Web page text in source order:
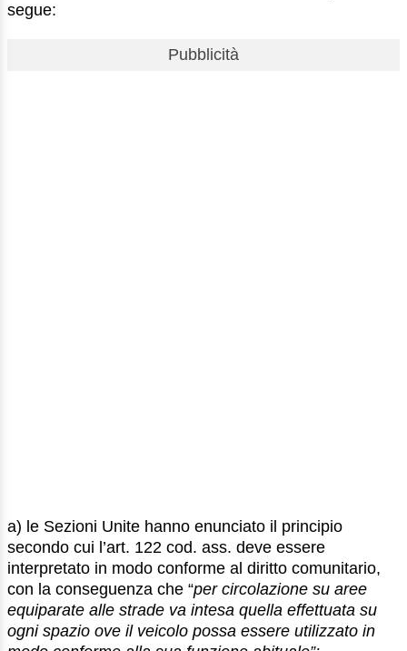
segue:
Pubblicità
a) le Sezioni Unite hanno enunciato il principio
secondo cui l’art. 122 cod. ass. deve essere
interpretato in modo conforme al diritto comunitario,
con la conseguenza che “per circolazione su aree
equiparate alle strade va intesa quella effettuata su
ogni spazio ove il veicolo possa essere utilizzato in